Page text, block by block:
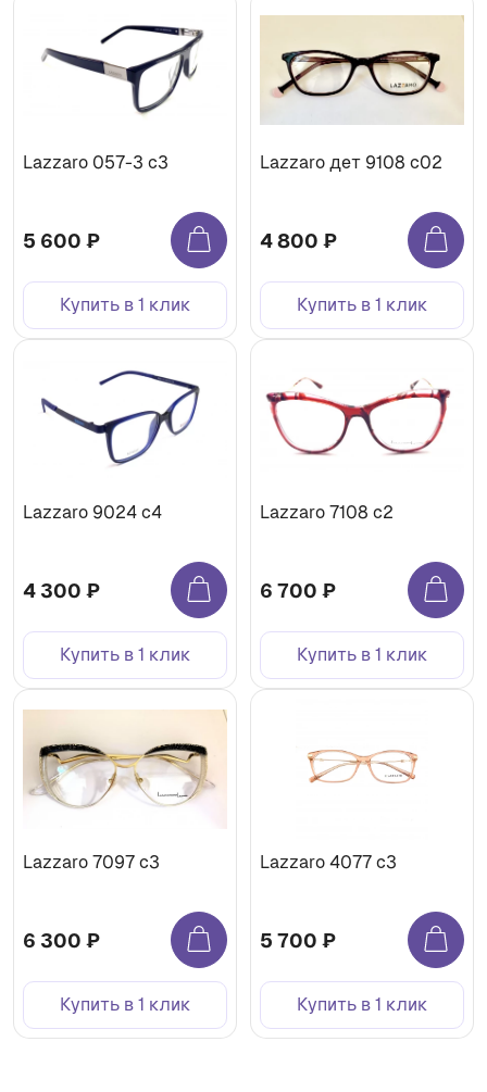
Lazzaro 057-3 с3
5 600 ₽
Купить в 1 клик
Lazzaro дет 9108 c02
4 800 ₽
Купить в 1 клик
Lazzaro 9024 с4
4 300 ₽
Купить в 1 клик
Lazzaro 7108 c2
6 700 ₽
Купить в 1 клик
Lazzaro 7097 c3
6 300 ₽
Купить в 1 клик
Lazzaro 4077 с3
5 700 ₽
Купить в 1 клик